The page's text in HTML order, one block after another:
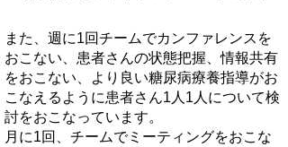
また、週に1回チームでカンファレンスを
おこない、患者さんの状態把握、情報共有
をおこない、より良い糖尿病療養指導がお
こなえるように患者さん1人1人について検
討をおこなっています。
月に1回、チームでミーティングをおこな